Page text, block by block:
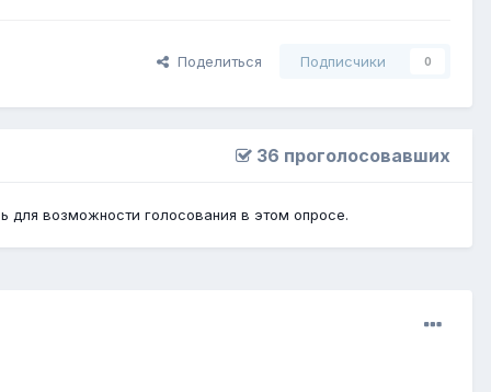
Поделиться Подписчики 0
36 проголосовавших
для возможности голосования в этом опросе.